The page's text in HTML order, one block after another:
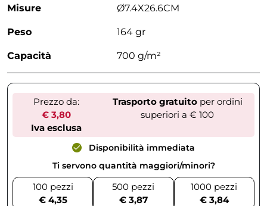
Misure Ø7.4X26.6CM
Peso 164 gr
Capacità 700 g/m²
Prezzo da:
€ 3,80
Iva esclusa
Trasporto gratuitoper ordini
superiori a € 100
Disponibilità immediata
Ti servono quantità maggiori/minori?
100 pezzi
€ 4,35
500 pezzi
€ 3,87
1000 pezzi
€ 3,84